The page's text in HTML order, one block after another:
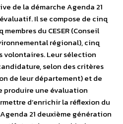
de la démarche Agenda 21
Il se compose de cinq
du CESER (Conseil
régional), cinq
volontaires. Leur sélection
selon des critères
de leur département) et de
produire une évaluation
d’enrichir la réflexion du
21 deuxième génération